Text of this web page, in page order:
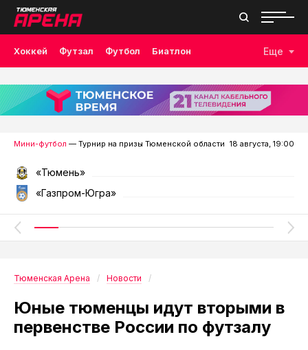
Хоккей Футзал Футбол Биатлон
Лыжные гонки Волейбол Плавание Дзюдо
Скалолазание Велоспорт Бокс
Еще
Мини-футбол — Турнир на призы Тюменской области 18 августа, 19:00
«Тюмень»
«Газпром-Югра»
Тюменская Арена Новости
Юные тюменцы идут вторыми в
первенстве России по футзалу